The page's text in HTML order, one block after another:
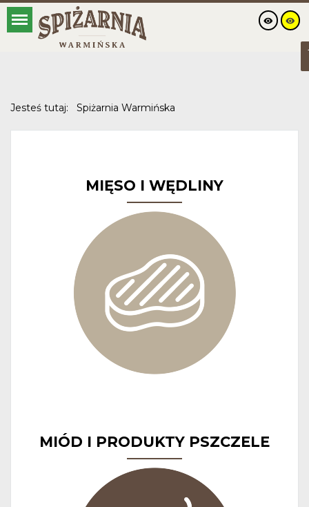
Jesteś tutaj: Spiżarnia Warmińska
MIĘSO I WĘDLINY
MIÓD I PRODUKTY PSZCZELE